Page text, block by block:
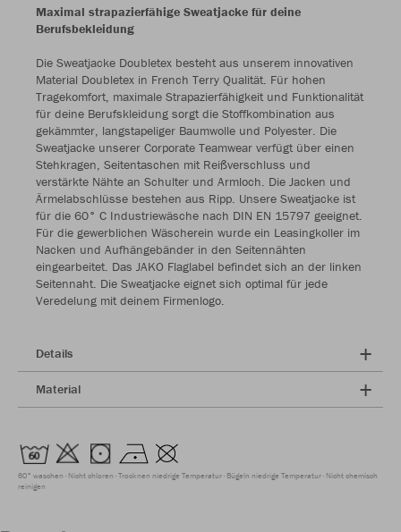
Maximal strapazierfähige Sweatjacke für deine
Berufsbekleidung
Die Sweatjacke Doubletex besteht aus unserem innovativen
Material Doubletex in French Terry Qualität. Für hohen
Tragekomfort, maximale Strapazierfähigkeit und Funktionalität
für deine Berufskleidung sorgt die Stoffkombination aus
gekämmter, langstapeliger Baumwolle und Polyester. Die
Sweatjacke unserer Corporate Teamwear verfügt über einen
Stehkragen, Seitentaschen mit Reißverschluss und
verstärkte Nähte an Schulter und Armloch. Die Jacken und
Ärmelabschlüsse bestehen aus Ripp. Unsere Sweatjacke ist
für die 60° C Industriewäsche nach DIN EN 15797 geeignet.
Für die gewerblichen Wäscherein wurde ein Leasingkoller im
Nacken und Aufhängebänder in den Seitennähten
eingearbeitet. Das JAKO Flaglabel befindet sich an der linken
Seitennaht. Die Sweatjacke eignet sich optimal für jede
Veredelung mit deinem Firmenlogo.
Details
Material
60° waschen Nicht chloren Trocknen niedrige Temperatur Bügeln niedrige Temperatur Nicht chemisch
reinigen